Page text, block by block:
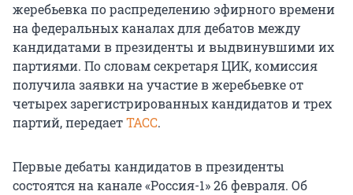
жеребьевка по распределению эфирного времени
на федеральных каналах для дебатов между
кандидатами в президенты и выдвинувшими их
партиями. По словам секретаря ЦИК, комиссия
получила заявки на участие в жеребьевке от
четырех зарегистрированных кандидатов и трех
партий, передаетТАСС.
Первые дебаты кандидатов в президенты
состоятся на канале «Россия-1» 26 февраля. Об